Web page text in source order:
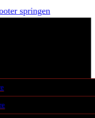
springen